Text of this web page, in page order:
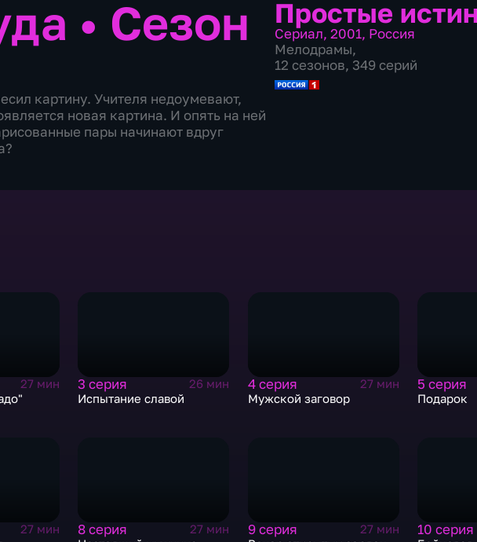
• Сезон
картину. Учителя недоумевают,
новая картина. И опять на ней
пары начинают вдруг
Простые
Сериал, 2001, Россия
Мелодрамы,
12 сезонов, 349 серий
27 мин
3 серия
26 мин
Испытание славой
4 серия
27 мин
Мужской заговор
5 серия
Подарок
27 мин
8 серия
27 мин
9 серия
27 мин
10 серия